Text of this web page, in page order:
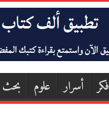
فكر أسرار علوم بحث